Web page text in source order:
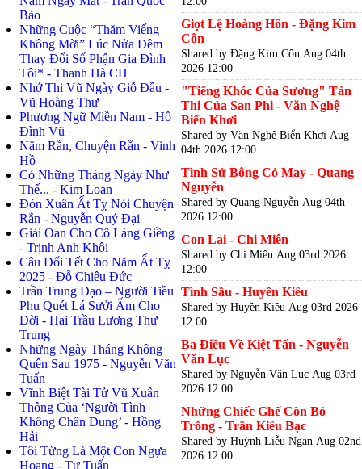
Bảo
Những Cuộc “Thăm Viếng
Không Mời” Lúc Nửa Đêm
Thay Đổi Số Phận Gia Đình
Tôi* - Thanh Hà CH
Nhớ Thi Vũ Ngày Giỗ Đầu -
Vũ Hoàng Thư
Phương Ngữ Miền Nam - Hồ
Đình Vũ
Năm Rắn, Chuyện Rắn - Vinh
Hồ
Có Những Tháng Ngày Như
Thế... - Kim Loan
Đón Xuân Ất Tỵ Nói Chuyện
Rắn - Nguyễn Quý Đại
Giải Oan Cho Cô Láng Giềng
- Trịnh Anh Khôi
Câu Đối Tết Cho Năm Ất Tỵ
2025 - Đỗ Chiêu Đức
Trần Trung Đạo – Người Tiều
Phu Quét Lá Sưởi Ấm Cho
Đời - Hai Trầu Lương Thư
Trung
Những Ngày Tháng Không
Quên Sau 1975 - Nguyễn Văn
Tuấn
Vĩnh Biệt Tài Tử Vũ Xuân
Thông Của ‘Người Tình
Không Chân Dung’ - Hồng
Hải
Tôi Từng Là Một Con Ngựa
Hoang - Tư Tuấn
Giọt Lệ Hoàng Hôn - Đặng Kim
Côn
Shared by Đặng Kim Côn Aug 04th
2026 12:00
"Tiếng Khóc Của Sương" Tản
Thi Của San Phi - Văn Nghệ
Biển Khơi
Shared by Văn Nghệ Biển Khơi Aug
04th 2026 12:00
Tình Sử Bông Cỏ May - Quang
Nguyễn
Shared by Quang Nguyễn Aug 04th
2026 12:00
Con Lai - Chi Miên
Shared by Chi Miên Aug 03rd 2026
12:00
Tình Sầu - Huyền Kiêu
Shared by Huyền Kiêu Aug 03rd 2026
12:00
Ba Điều Về Kiệt Tấn - Nguyễn
Văn Lục
Shared by Nguyễn Văn Lục Aug 03rd
2026 12:00
Những Chiếc Ghế Còn Bỏ
Trống - Trần Kiêu Bạc
Shared by Huỳnh Liễu Ngạn Aug 02nd
2026 12:00